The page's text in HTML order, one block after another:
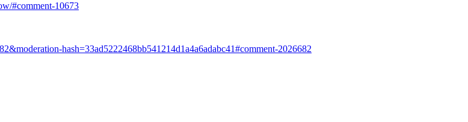
#comment-10673
hash=33ad5222468bb541214d1a4a6adabc41#comment-2026682